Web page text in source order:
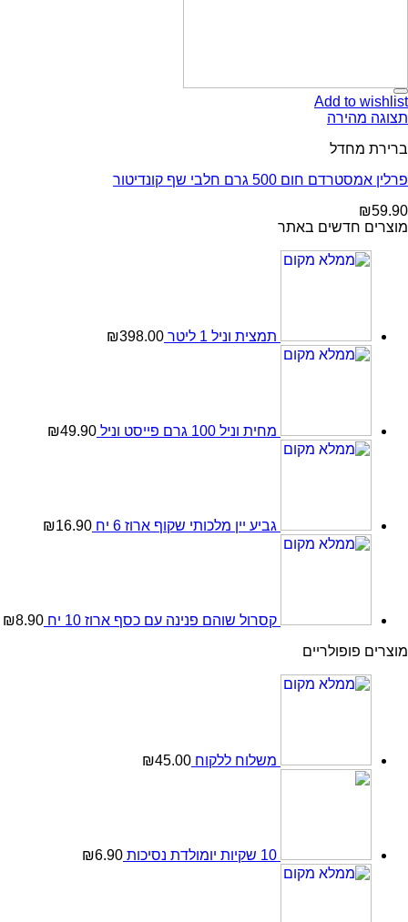
Add to wishlist
תצוגה מהירה
ברירת מחדל
פרלין אמסטרדם חום 500 גרם חלבי שף קונדיטור
₪59.90
מוצרים חדשים באתר
תמצית וניל 1 ליטר ₪398.00
מחית וניל 100 גרם פייסט וניל ₪49.90
גביע יין מלכותי שקוף ארוז 6 יח ₪16.90
קסרול שוהם פנינה עם כסף ארוז 10 יח ₪8.90
מוצרים פופולריים
משלוח ללקוח ₪45.00
10 שקיות יומולדת נסיכות ₪6.90